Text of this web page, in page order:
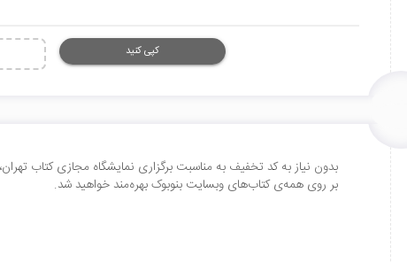
کپی کنید
بر روی همه‌ی کتاب‌های وبسایت بنوبوک بهره‌مند خواهید شد.